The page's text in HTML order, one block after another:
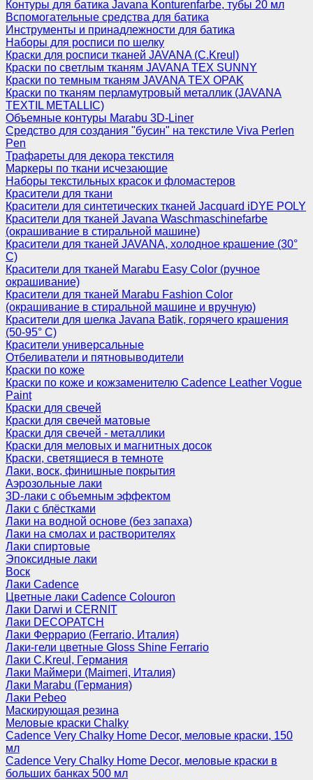
Контуры для батика Javana Konturenfarbe, тубы 20 мл
Вспомогательные средства для батика
Инструменты и принадлежности для батика
Наборы для росписи по шелку
Краски для росписи тканей JAVANA (C.Kreul)
Краски по светлым тканям JAVANA TEX SUNNY
Краски по темным тканям JAVANA TEX OPAK
Краски по тканям перламутровый металлик (JAVANA
TEXTIL METALLIC)
Объемные контуры Marabu 3D-Liner
Средство для создания "бусин" на текстиле Viva Perlen
Pen
Трафареты для декора текстиля
Маркеры по ткани исчезающие
Наборы текстильных красок и фломастеров
Красители для ткани
Красители для синтетических тканей Jacquard iDYE POLY
Красители для тканей Javana Waschmaschinefarbe
(окрашивание в стиральной машине)
Красители для тканей JAVANA, холодное крашение (30°
С)
Красители для тканей Marabu Easy Color (ручное
окрашивание)
Красители для тканей Marabu Fashion Color
(окрашивание в стиральной машине и вручную)
Красители для шелка Javana Batik, горячего крашения
(50-95° С)
Красители универсальные
Отбеливатели и пятновыводители
Краски по коже
Краски по коже и кожзаменителю Cadence Leather Vogue
Paint
Краски для свечей
Краски для свечей матовые
Краски для свечей - металлики
Краски для меловых и магнитных досок
Краски, светящиеся в темноте
Лаки, воск, финишные покрытия
Аэрозольные лаки
3D-лаки с объемным эффектом
Лаки с блёстками
Лаки на водной основе (без запаха)
Лаки на смолах и растворителях
Лаки спиртовые
Эпоксидные лаки
Воск
Лаки Cadence
Цветные лаки Cadence Colouron
Лаки Darwi и CERNIT
Лаки DECOPATCH
Лаки Феррарио (Ferrario, Италия)
Лаки-гели цветные Gloss Shine Ferrario
Лаки C.Kreul, Германия
Лаки Маймери (Maimeri, Италия)
Лаки Marabu (Германия)
Лаки Pebeo
Маскирующая резина
Меловые краски Chalky
Cadence Very Chalky Home Decor, меловые краски, 150
мл
Cadence Very Chalky Home Decor, меловые краски в
больших банках 500 мл